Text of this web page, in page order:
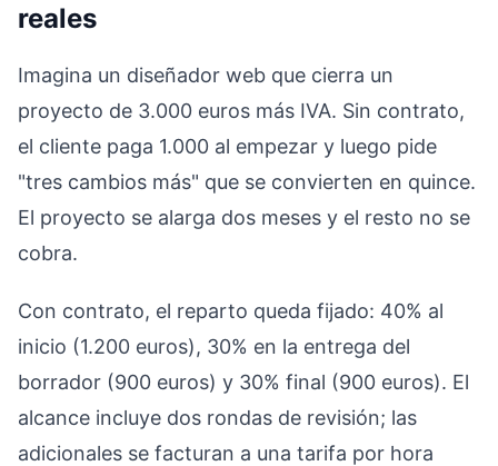
reales
Imagina un diseñador web que cierra un
proyecto de 3.000 euros más IVA. Sin contrato,
el cliente paga 1.000 al empezar y luego pide
"tres cambios más" que se convierten en quince.
El proyecto se alarga dos meses y el resto no se
cobra.
Con contrato, el reparto queda fijado: 40% al
inicio (1.200 euros), 30% en la entrega del
borrador (900 euros) y 30% final (900 euros). El
alcance incluye dos rondas de revisión; las
adicionales se facturan a una tarifa por hora